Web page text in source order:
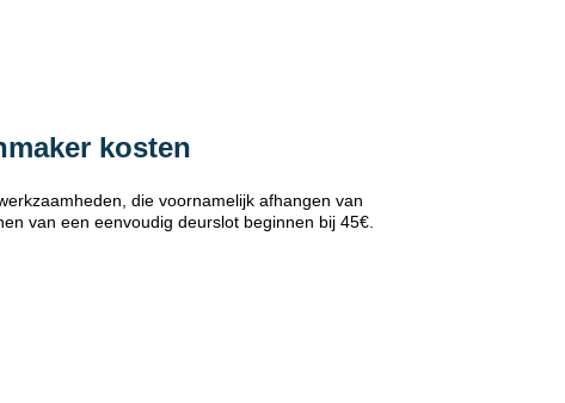
kosten
die voornamelijk afhangen van
van een eenvoudig deurslot beginnen bij 45€.